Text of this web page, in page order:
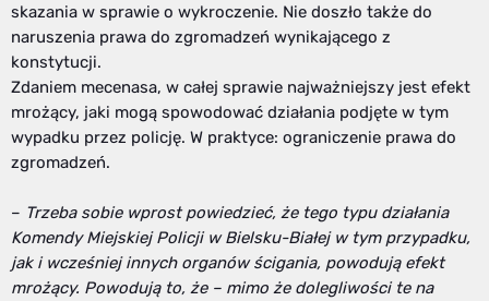
skazania w sprawie o wykroczenie. Nie doszło także do
naruszenia prawa do zgromadzeń wynikającego z
konstytucji.
Zdaniem mecenasa, w całej sprawie najważniejszy jest efekt
mrożący, jaki mogą spowodować działania podjęte w tym
wypadku przez policję. W praktyce: ograniczenie prawa do
zgromadzeń.
– Trzeba sobie wprost powiedzieć, że tego typu działania
Komendy Miejskiej Policji w Bielsku-Białej w tym przypadku,
jak i wcześniej innych organów ścigania, powodują efekt
mrożący. Powodują to, że – mimo że dolegliwości te na